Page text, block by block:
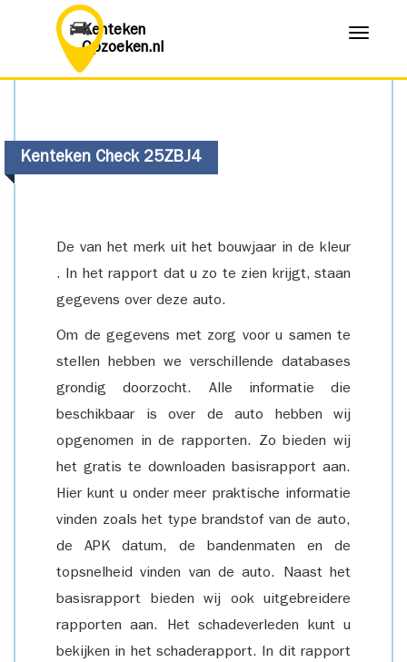
Kenteken
Opzoeken.nl
Menu
Kenteken Check 25ZBJ4
De van het merk uit het bouwjaar in de kleur
. In het rapport dat u zo te zien krijgt, staan
gegevens over deze auto.
Om de gegevens met zorg voor u samen te
stellen hebben we verschillende databases
grondig doorzocht. Alle informatie die
beschikbaar is over de auto hebben wij
opgenomen in de rapporten. Zo bieden wij
het gratis te downloaden basisrapport aan.
Hier kunt u onder meer praktische informatie
vinden zoals het type brandstof van de auto,
de APK datum, de bandenmaten en de
topsnelheid vinden van de auto. Naast het
basisrapport bieden wij ook uitgebreidere
rapporten aan. Het schadeverleden kunt u
bekijken in het schaderapport. In dit rapport